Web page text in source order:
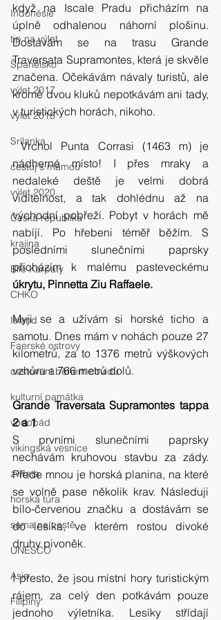
Indonésie
tip na výlet
Španělsko
výlet 2017
výlet 2018
Srílanka
cestuj s mámou
výlet 2020
Česká republika
krajina
Bílé Karpaty
CHKO
Island
Faerské ostrovy
cestování během covidu
kulturní památka
vodopád
vikingská vesnice
zvířata
horská túra
sama na cestě
UNESCO
Asie
Filipíny
když na Iscale Pradu přicházím na
úplně odhalenou náhorní plošinu.
Dostávám se na trasu Grande
Traversata Supramontes, která je skvěle
značena. Očekávám návaly turistů, ale
kromě dvou kluků nepotkávám ani tady,
v turistických horách, nikoho.
Vrchol Punta Corrasi (1463 m) je
nádherné místo! I přes mraky a
nedaleké deště je velmi dobrá
viditelnost, a tak dohlédnu až na
východní pobřeží. Pobyt v horách mě
nabíjí. Po hřebeni téměř běžím. S
posledními slunečními paprsky
úkrytu, Pinnetta Ziu Raffaele.
Myji se a užívám si horské ticho a
samotu. Dnes mám v nohách pouze 27
kilometrů, za to 1376 metrů výškových
vzhůru a 766 metrů dolů.
Grande Traversata Supramontes tappa
2 a 1
S prvními slunečními paprsky
nechávám kruhovou stavbu za zády.
Přede mnou je horská planina, na které
se volně pase několik krav. Následuji
bílo-červenou značku a dostávám se
do lesíka, ve kterém rostou divoké
druhy pivoněk.
I přesto, že jsou místní hory turistickým
rájem, za celý den potkávám pouze
jednoho výletníka. Lesíky střídají